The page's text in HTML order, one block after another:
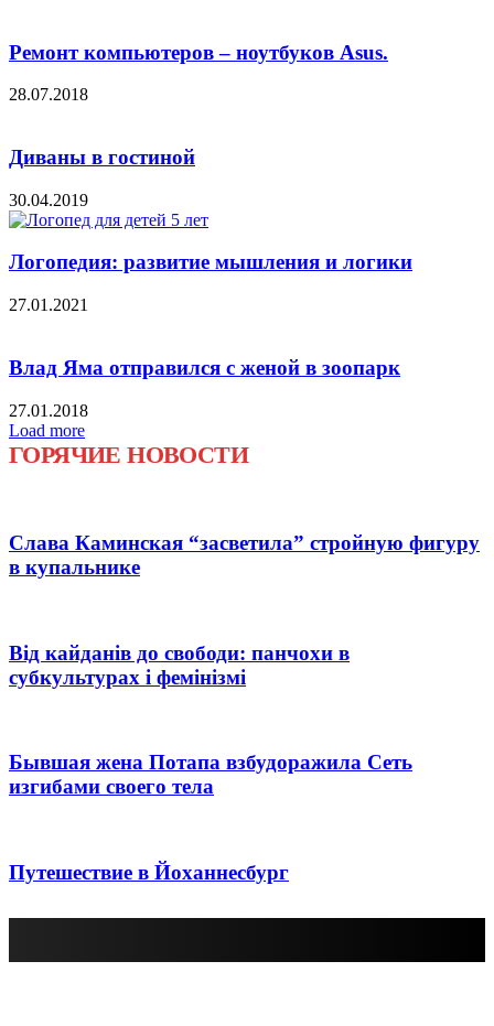
Ремонт компьютеров – ноутбуков Аsus.
28.07.2018
Диваны в гостиной
30.04.2019
Логопедия: развитие мышления и логики
27.01.2021
Влад Яма отправился с женой в зоопарк
27.01.2018
Load more
ГОРЯЧИЕ НОВОСТИ
Слава Каминская “засветила” стройную фигуру
в купальнике
Від кайданів до свободи: панчохи в
субкультурах і фемінізмі
Бывшая жена Потапа взбудоражила Сеть
изгибами своего тела
Путешествие в Йоханнесбург